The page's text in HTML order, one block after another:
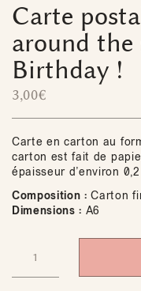
Carte
around the
Birthday !
3,00€
Carte en carton au
carton est fait de
épaisseur d’environ
Composition : Carton
Dimensions : A6